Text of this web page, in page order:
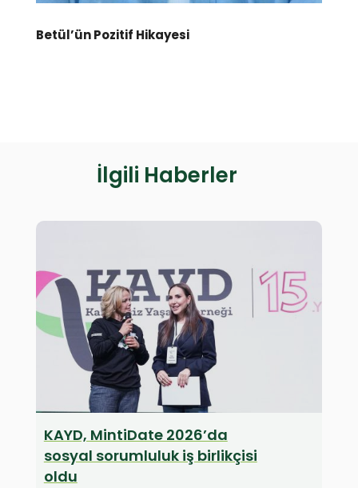
Betül’ün Pozitif Hikayesi
İlgili Haberler
KAYD, MintiDate 2026’da
sosyal sorumluluk iş birlikçisi
oldu